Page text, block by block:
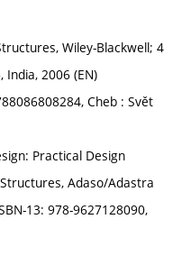
Wiley-Blackwell; 4
India, 2006 (EN)
Cheb : Svět
Practical Design
Adaso/Adastra
13: 978-9627128090,